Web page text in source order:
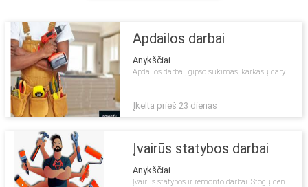
Apdailos darbai
Anykščiai
Apdailos darbai, gipso sukimas, karkasų darymas. Glaistymas, dažymas, dailylenčių kalimas, plytelių klijavimas, elektros darbai ir kt., med...
Įkelta prieš 23 dienas
Įvairūs statybos darbai
Anykščiai
Įvairūs statybos ir remonto darbai. Stogų dengimas, jų remontas, visi skardinimo darbai. Padeda pasirūpinti medžiagomis. Dažo namus. Ilgam...